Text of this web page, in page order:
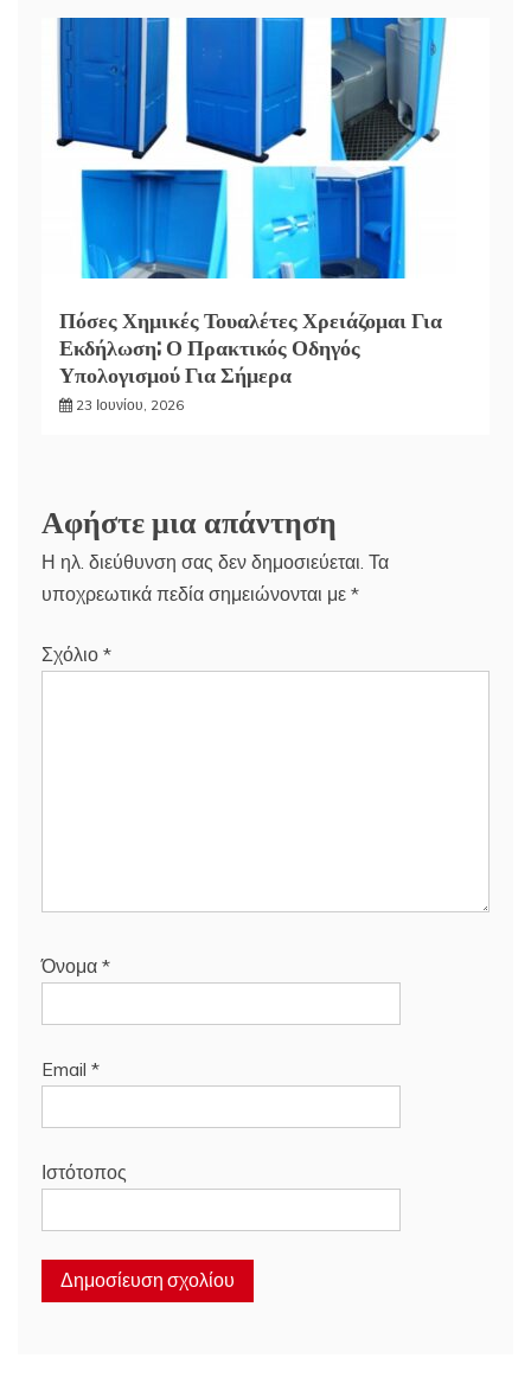
Πόσες Χημικές Τουαλέτες Χρειάζομαι Για
Εκδήλωση; Ο Πρακτικός Οδηγός
Υπολογισμού Για Σήμερα
23 Ιουνίου, 2026
Αφήστε μια απάντηση
Η ηλ. διεύθυνση σας δεν δημοσιεύεται. Τα
υποχρεωτικά πεδία σημειώνονται με *
Σχόλιο *
Όνομα *
Email *
Ιστότοπος